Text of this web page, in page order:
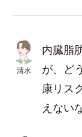
清水
内臓脂
が、ど
康リス
えない